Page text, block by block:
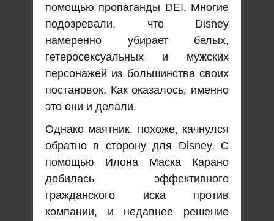
помощью пропаганды DEI. Многие
подозревали, что Disney
намеренно убирает белых,
гетеросексуальных и мужских
персонажей из большинства своих
постановок. Как оказалось, именно
это они и делали.
Однако маятник, похоже, качнулся
обратно в сторону для Disney. С
помощью Илона Маска Карано
добилась эффективного
гражданского иска против
компании, и недавнее решение